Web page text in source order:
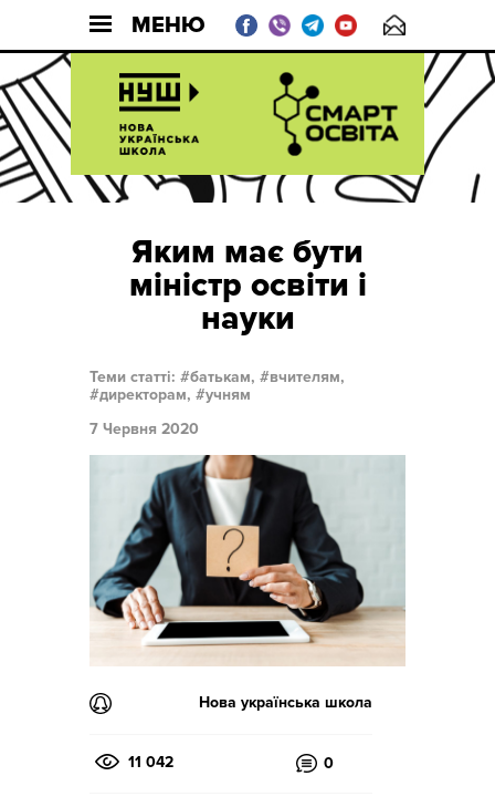
МЕНЮ
Яким має бути
міністр освіти і
науки
Теми статті: батькам,
вчителям,
директорам,
учням
7 Червня 2020
Нова українська школа
11 042 0